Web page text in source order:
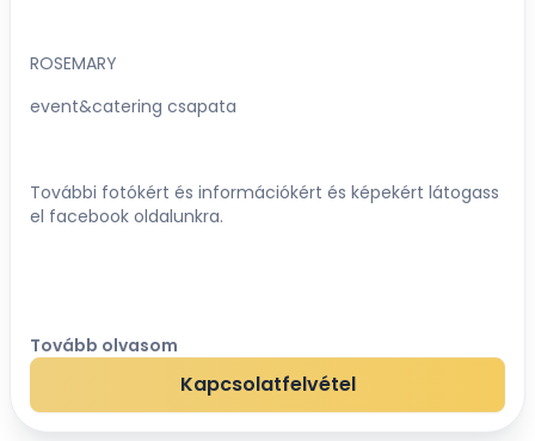
ROSEMARY
event&catering csapata
További fotókért és információkért és képekért látogass
el facebook oldalunkra.
Tovább olvasom
Kapcsolatfelvétel